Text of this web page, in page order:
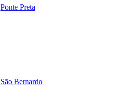
Ponte Preta
São Bernardo